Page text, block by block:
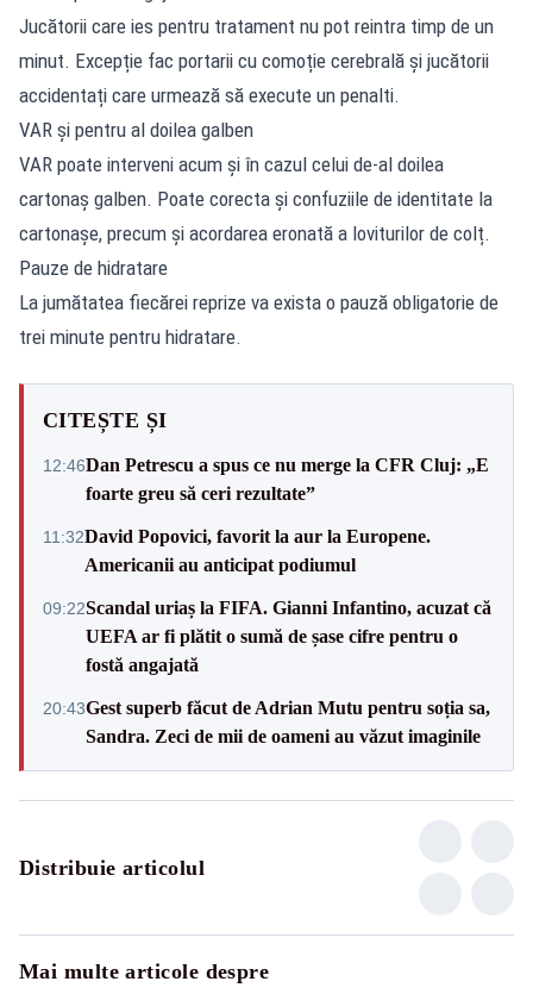
Jucătorii care ies pentru tratament nu pot reintra timp de un
minut. Excepție fac portarii cu comoție cerebrală și jucătorii
accidentați care urmează să execute un penalti.
VAR și pentru al doilea galben
VAR poate interveni acum și în cazul celui de-al doilea
cartonaș galben. Poate corecta și confuziile de identitate la
cartonașe, precum și acordarea eronată a loviturilor de colț.
Pauze de hidratare
La jumătatea fiecărei reprize va exista o pauză obligatorie de
trei minute pentru hidratare.
CITEȘTE ȘI
12:46Dan Petrescu a spus ce nu merge la CFR Cluj: „E
foarte greu să ceri rezultate”
11:32David Popovici, favorit la aur la Europene.
Americanii au anticipat podiumul
09:22Scandal uriaș la FIFA. Gianni Infantino, acuzat că
UEFA ar fi plătit o sumă de șase cifre pentru o
fostă angajată
20:43Gest superb făcut de Adrian Mutu pentru soția sa,
Sandra. Zeci de mii de oameni au văzut imaginile
Distribuie articolul
Mai multe articole despre